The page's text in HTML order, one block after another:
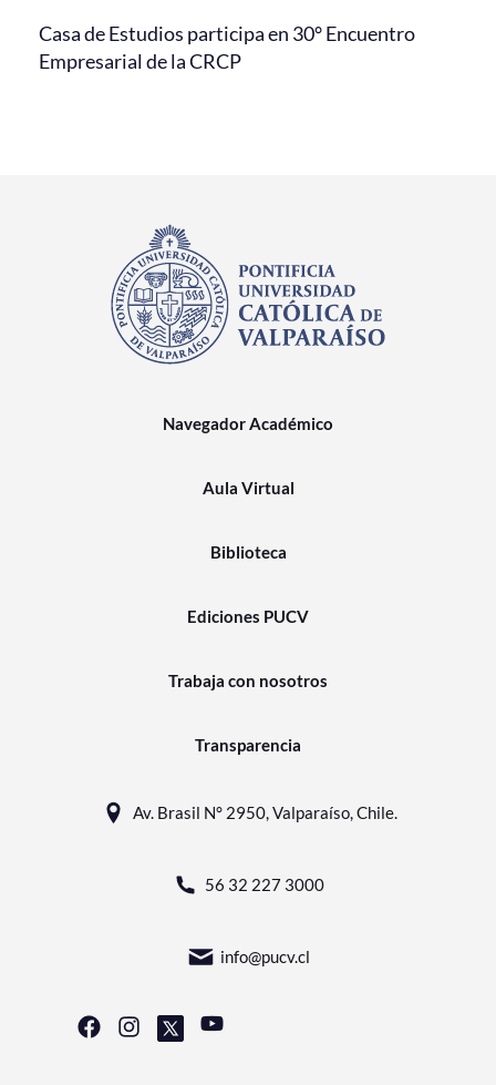
Casa de Estudios participa en 30° Encuentro
Empresarial de la CRCP
Navegador Académico
Aula Virtual
Biblioteca
Ediciones PUCV
Trabaja con nosotros
Transparencia
Av. Brasil N° 2950, Valparaíso, Chile.
56 32 227 3000
info@pucv.cl